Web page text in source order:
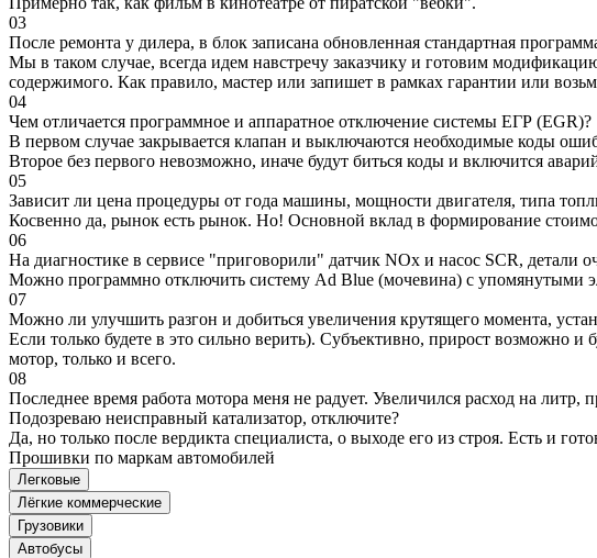
03
После ремонта у дилера, в блок записана обновленная стандартная
Мы в таком случае, всегда идем навстречу заказчику и готовим
содержимого. Как правило, мастер или запишет в рамках гарантии или
04
Чем отличается программное и аппаратное отключение системы ЕГР (EGR)?
В первом случае закрывается клапан и выключаются необходимые коды
Второе без первого невозможно, иначе будут биться коды и включится
05
Зависит ли цена процедуры от года машины, мощности двигателя, типа
Косвенно да, рынок есть рынок. Но! Основной вклад в формирование
06
На диагностике в сервисе "приговорили" датчик NOx и насос SCR, детали
Можно программно отключить систему Ad Blue (мочевина) с упомянутыми
07
Можно ли улучшить разгон и добиться увеличения крутящего момента,
Если только будете в это сильно верить). Субъективно, прирост возможно
мотор, только и всего.
08
Последнее время работа мотора меня не радует. Увеличился расход на
Подозреваю неисправный катализатор, отключите?
Да, но только после вердикта специалиста, о выходе его из строя. Есть и
Прошивки по маркам автомобилей
Легковые
Лёгкие коммерческие
Грузовики
Автобусы